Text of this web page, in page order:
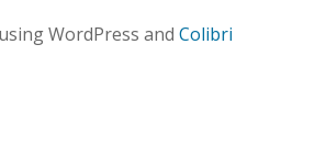
WordPress and Colibri